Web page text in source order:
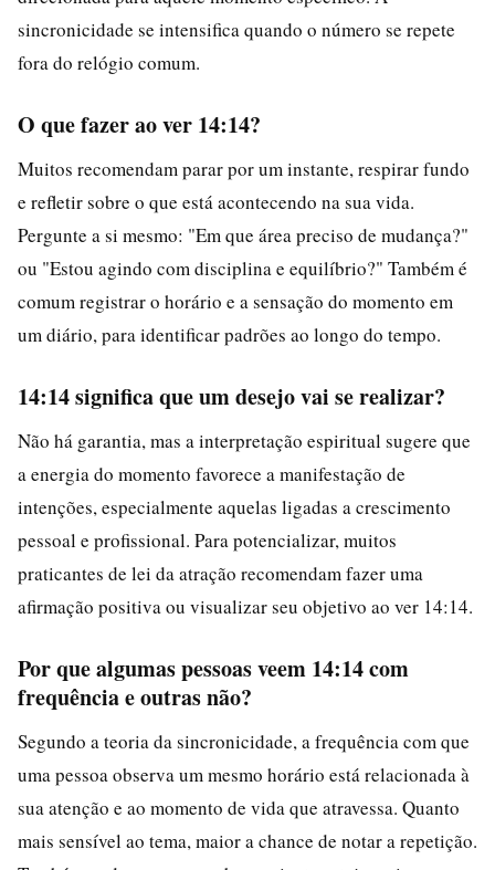
sincronicidade se intensifica quando o número se repete
fora do relógio comum.
O que fazer ao ver 14:14?
Muitos recomendam parar por um instante, respirar fundo
e refletir sobre o que está acontecendo na sua vida.
Pergunte a si mesmo: "Em que área preciso de mudança?"
ou "Estou agindo com disciplina e equilíbrio?" Também é
comum registrar o horário e a sensação do momento em
um diário, para identificar padrões ao longo do tempo.
14:14 significa que um desejo vai se realizar?
Não há garantia, mas a interpretação espiritual sugere que
a energia do momento favorece a manifestação de
intenções, especialmente aquelas ligadas a crescimento
pessoal e profissional. Para potencializar, muitos
praticantes de lei da atração recomendam fazer uma
afirmação positiva ou visualizar seu objetivo ao ver 14:14.
Por que algumas pessoas veem 14:14 com
frequência e outras não?
Segundo a teoria da sincronicidade, a frequência com que
uma pessoa observa um mesmo horário está relacionada à
sua atenção e ao momento de vida que atravessa. Quanto
mais sensível ao tema, maior a chance de notar a repetição.